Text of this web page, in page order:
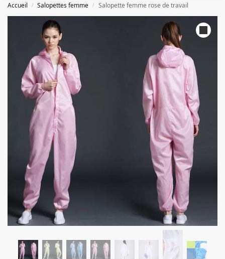
Accueil / Salopettes femme / Salopette femme rose de travail